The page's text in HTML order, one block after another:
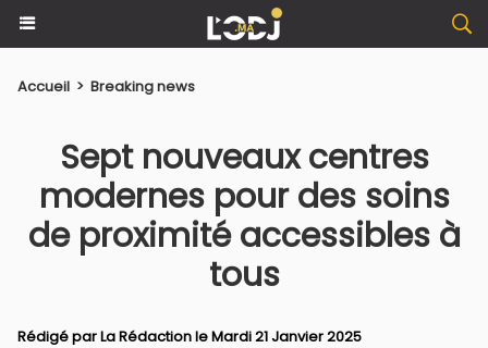
Accueil > Breaking news
Sept nouveaux centres
modernes pour des soins
de proximité accessibles à
tous
Rédigé par La Rédaction le Mardi 21 Janvier 2025